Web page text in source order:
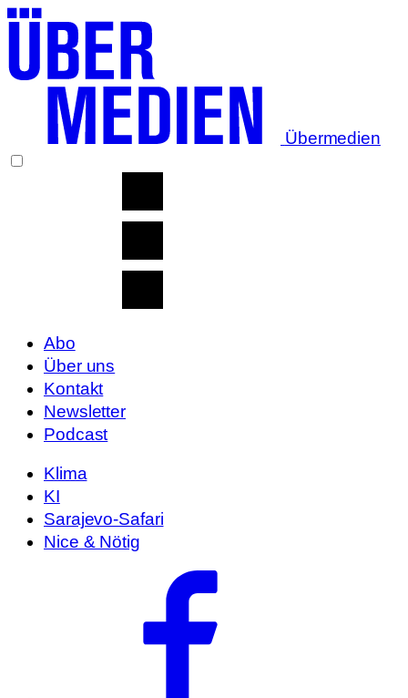
Übermedien
Abo
Über uns
Kontakt
Newsletter
Podcast
Klima
KI
Sarajevo-Safari
Nice & Nötig